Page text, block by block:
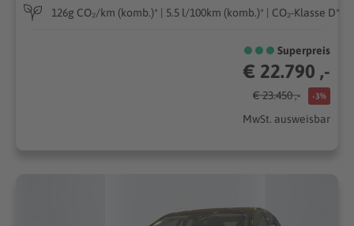
126g CO₂/km (komb.)* | 5.5 l/100km (komb.)* | CO₂-Klasse D*
Superpreis
€ 22.790 ,-
€ 23.450 ,- -3%
MwSt. ausweisbar